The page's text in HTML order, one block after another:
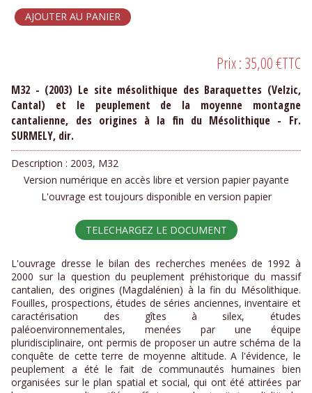
Prix : 35,00 €TTC
M32 - (2003) Le site mésolithique des Baraquettes (Velzic,
Cantal) et le peuplement de la moyenne montagne
cantalienne, des origines à la fin du Mésolithique - Fr.
SURMELY, dir.
Description : 2003, M32
Version numérique en accès libre et version papier payante
L'ouvrage est toujours disponible en version papier
TELECHARGEZ LE DOCUMENT
L'ouvrage dresse le bilan des recherches menées de 1992 à
2000 sur la question du peuplement préhistorique du massif
cantalien, des origines (Magdalénien) à la fin du Mésolithique.
Fouilles, prospections, études de séries anciennes, inventaire et
caractérisation des gîtes à silex, études
paléoenvironnementales, menées par une équipe
pluridisciplinaire, ont permis de proposer un autre schéma de la
conquête de cette terre de moyenne altitude. A l'évidence, le
peuplement a été le fait de communautés humaines bien
organisées sur le plan spatial et social, qui ont été attirées par